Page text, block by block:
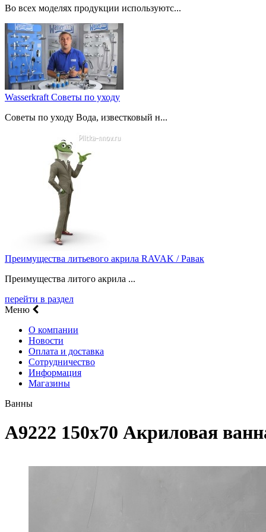
Во всех моделях продукции используютс...
Wasserkraft Советы по уходу
Советы по уходу Вода, известковый н...
Преимущества литьевого акрила RAVAK / Равак
Преимущества литого акрила ...
перейти в раздел
Меню
О компании
Новости
Оплата и доставка
Сотрудничество
Информация
Магазины
Ванны
A9222 150х70 Акриловая